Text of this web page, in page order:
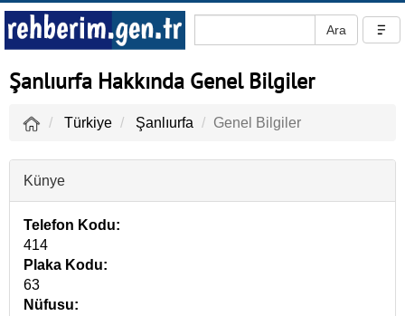
Şanlıurfa Hakkında Genel Bilgiler
Türkiye Şanlıurfa Genel Bilgiler
Künye
Telefon Kodu:
414
Plaka Kodu:
63
Nüfusu: